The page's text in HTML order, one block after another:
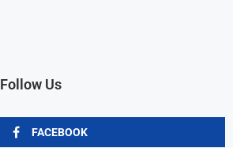
Follow Us
FACEBOOK